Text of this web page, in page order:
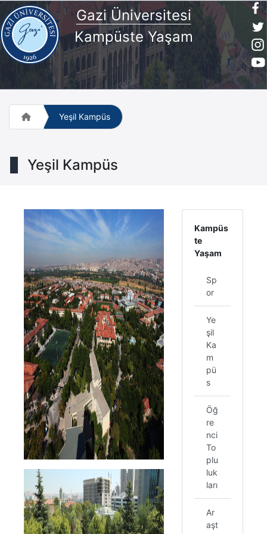
Gazi Üniversitesi
Kampüste Yaşam
Yeşil Kampüs
Yeşil Kampüs
Kampüs
te
Yaşam
Sp
or
Ye
şil
Ka
m
pü
s
Öğ
re
nci
To
plu
luk
ları
Ar
aşt